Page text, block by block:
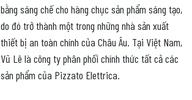
bằng sáng chế cho hàng chục sản phẩm sáng tạo,
do đó trở thành một trong những nhà sản xuất
thiết bị an toàn chính của Châu Âu. Tại Việt Nam,
Vũ Lê là công ty phân phối chính thức tất cả các
sản phẩm của Pizzato Elettrica.